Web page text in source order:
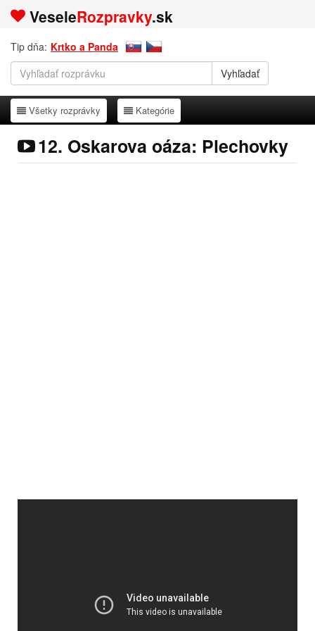
VeseleRozpravky.sk
Tip dňa: Krtko a Panda
Všetky rozprávky
Všetky rozprávky Kategórie
Kategórie
12. Oskarova oáza: Plechovky